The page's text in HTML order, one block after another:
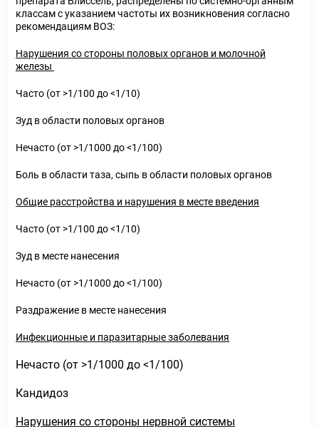
классам с указанием частоты их возникновения согласно
рекомендациям ВОЗ:
Нарушения со стороны половых органов и молочной
железы
Часто (от >1/100 до <1/10)
Зуд в области половых органов
Нечасто (от >1/1000 до <1/100)
Боль в области таза, сыпь в области половых органов
Общие расстройства и нарушения в месте введения
Часто (от >1/100 до <1/10)
Зуд в месте нанесения
Нечасто (от >1/1000 до <1/100)
Раздражение в месте нанесения
Инфекционные и паразитарные заболевания
Нечасто (от >1/1000 до <1/100)
Кандидоз
Нарушения со стороны нервной системы